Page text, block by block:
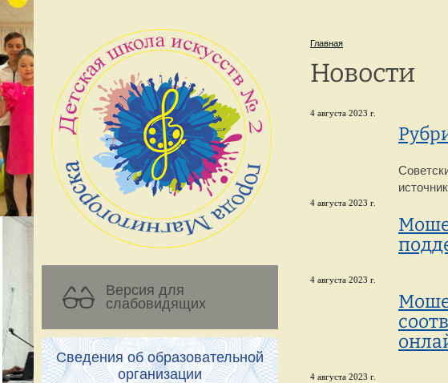
Версия для
слабовидящих
Сведения об образовательной
организации
Главная
Новости
4 августа 2023 г.
4 августа 2023 г.
4 августа 2023 г.
4 августа 2023 г.